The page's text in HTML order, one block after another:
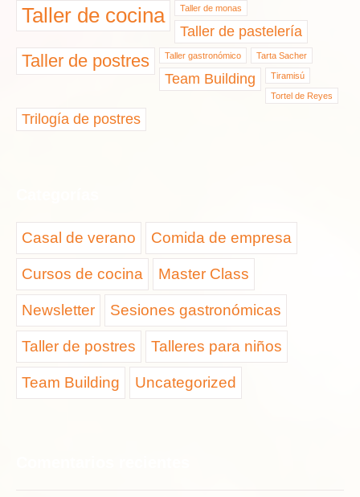
Taller de cocina Taller de monas
Taller de pastelería
Taller de postres Taller gastronómico Tarta Sacher
Team Building Tiramisú
Tortel de Reyes
Trilogía de postres
Casal de verano Comida de empresa
Cursos de cocina Master Class
Newsletter Sesiones gastronómicas
Taller de postres Talleres para niños
Team Building Uncategorized